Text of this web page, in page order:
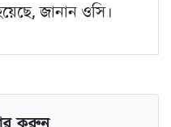
জানান ওসি।